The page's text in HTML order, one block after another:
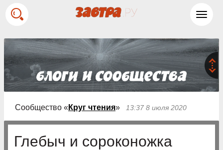
Сообщество « Круг чтения» 13:37 8 июля 2020
Глебыч и сороконожка